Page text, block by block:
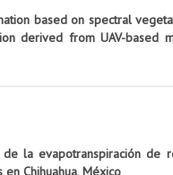
based on spectral
derived from UAV-based
de la evapotranspiración de
Chihuahua, México